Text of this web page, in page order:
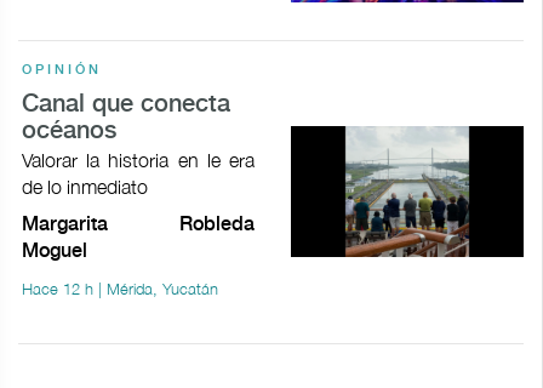
OPINIÓN
Canal que conecta
océanos
Valorar la historia en le era
de lo inmediato
Margarita Robleda
Moguel
Hace 12 h | Mérida, Yucatán